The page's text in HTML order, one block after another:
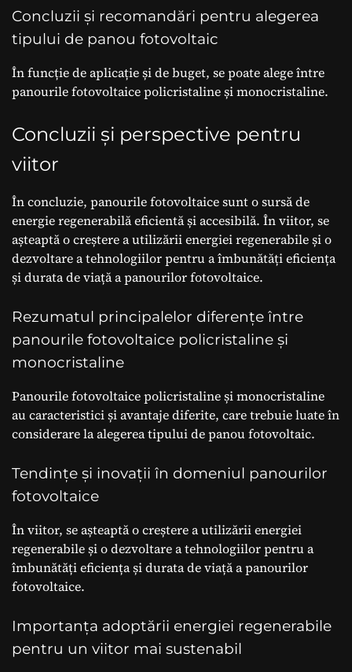
Concluzii și recomandări pentru alegerea
tipului de panou fotovoltaic
În funcție de aplicație și de buget, se poate alege între
panourile fotovoltaice policristaline și monocristaline.
Concluzii și perspective pentru
viitor
În concluzie, panourile fotovoltaice sunt o sursă de
energie regenerabilă eficientă și accesibilă. În viitor, se
așteaptă o creștere a utilizării energiei regenerabile și o
dezvoltare a tehnologiilor pentru a îmbunătăți eficiența
și durata de viață a panourilor fotovoltaice.
Rezumatul principalelor diferențe între
panourile fotovoltaice policristaline și
monocristaline
Panourile fotovoltaice policristaline și monocristaline
au caracteristici și avantaje diferite, care trebuie luate în
considerare la alegerea tipului de panou fotovoltaic.
Tendințe și inovații în domeniul panourilor
fotovoltaice
În viitor, se așteaptă o creștere a utilizării energiei
regenerabile și o dezvoltare a tehnologiilor pentru a
îmbunătăți eficiența și durata de viață a panourilor
fotovoltaice.
Importanța adoptării energiei regenerabile
pentru un viitor mai sustenabil